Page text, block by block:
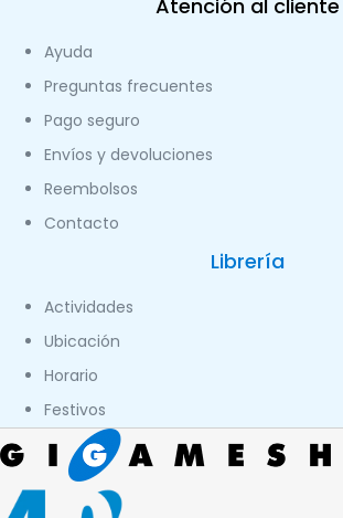
Atención al cliente
Ayuda
Preguntas frecuentes
Pago seguro
Envíos y devoluciones
Reembolsos
Contacto
Librería
Actividades
Ubicación
Horario
Festivos